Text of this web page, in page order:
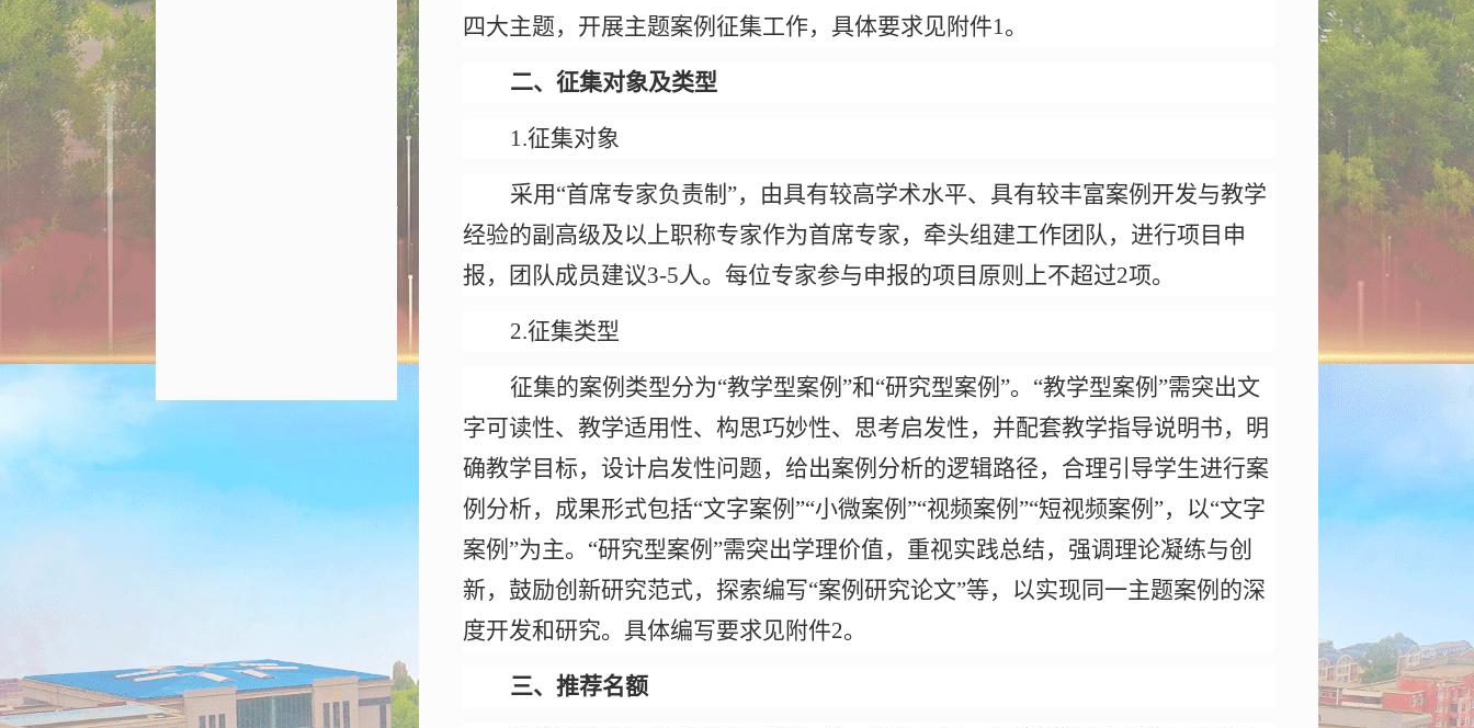
四大主题，开展主题案例征集工作，具体要求见附件1。
二、征集对象及类型
1.征集对象
采用 “首席专家负责制 ”，由具有较高学术水平、具有较丰富案例开发与教学
经验的副高级及以上职称专家作为首席专家，牵头组建工作团队，进行项目申
报，团队成员建议3-5人。每位专家参与申报的项目原则上不超过2项。
2.征集类型
征集的案例类型分为“教学型案例”和“研究型案例”。“教学型案例”需突出文
字可读性、教学适用性、构思巧妙性、思考启发性，并配套教学指导说明书，明
确教学目标，设计启发性问题，给出案例分析的逻辑路径，合理引导学生进行案
例分析，成果形式包括“文字案例”“小微案例”“视频案例”“短视频案例”，以“文字
案例”为主。“研究型案例”需突出学理价值，重视实践总结，强调理论凝练与创
新，鼓励创新研究范式，探索编写“案例研究论文”等，以实现同一主题案例的深
度开发和研究。具体编写要求见附件2。
三、推荐名额